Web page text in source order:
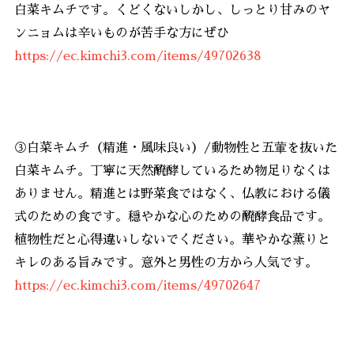
白菜キムチです。くどくないしかし、しっとり甘みのヤ
ンニョムは辛いものが苦手な方にぜひ
https://ec.kimchi3.com/items/49702638
③白菜キムチ（精進・風味良い）/動物性と五葷を抜いた
白菜キムチ。丁寧に天然醗酵しているため物足りなくは
ありません。精進とは野菜食ではなく、仏教における儀
式のための食です。穏やかな心のための醗酵食品です。
植物性だと心得違いしないでください。華やかな薫りと
キレのある旨みです。意外と男性の方から人気です。
https://ec.kimchi3.com/items/49702647